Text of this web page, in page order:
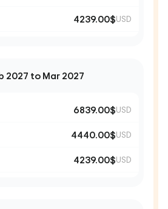
4239.00$USD
2027 to Mar 2027
6839.00$USD
4440.00$USD
4239.00$USD